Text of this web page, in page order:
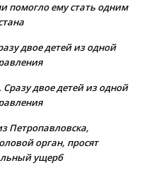
помогло ему стать одним
двое детей из одной
двое детей из одной
Петропавловска,
орган, просят
ущерб